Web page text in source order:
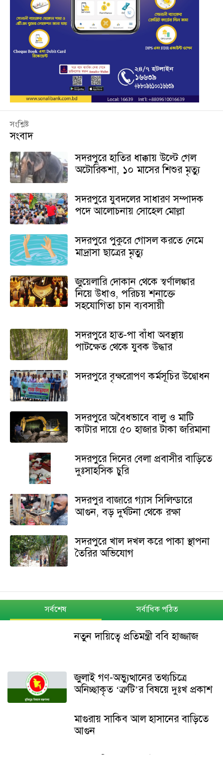
সংশ্লিষ্ট
সংবাদ
সদরপুরে হাতির ধাক্কায় উল্টে গেল
অটোরিকশা, ১০ মাসের শিশুর মৃত্যু
সদরপুরে যুবদলের সাধারণ সম্পাদক
পদে আলোচনায় সোহেল মোল্লা
সদরপুরে পুকুরে গোসল করতে নেমে
মাদ্রাসা ছাত্রের মৃত্যু
জুয়েলারি দোকান থেকে স্বর্ণালঙ্কার
নিয়ে উধাও, পরিচয় শনাক্তে
সহযোগিতা চান ব্যবসায়ী
সদরপুরে হাত-পা বাঁধা অবস্থায়
পাটক্ষেত থেকে যুবক উদ্ধার
সদরপুরে বৃক্ষরোপণ কর্মসূচির উদ্বোধন
সদরপুরে অবৈধভাবে বালু ও মাটি
কাটার দায়ে ৫০ হাজার টাকা জরিমানা
সদরপুরে দিনের বেলা প্রবাসীর বাড়িতে
দুঃসাহসিক চুরি
সদরপুর বাজারে গ্যাস সিলিন্ডারে
আগুন, বড় দুর্ঘটনা থেকে রক্ষা
সদরপুরে খাল দখল করে পাকা স্থাপনা
তৈরির অভিযোগ
সর্বশেষ সর্বাধিক পঠিত
নতুন দায়িত্বে প্রতিমন্ত্রী ববি হাজ্জাজ
জুলাই গণ-অভ্যুত্থানের তথ্যচিত্রে
অনিচ্ছাকৃত ‘ত্রুটি’র বিষয়ে দুঃখ প্রকাশ
মাগুরায় সাকিব আল হাসানের বাড়িতে
আগুন